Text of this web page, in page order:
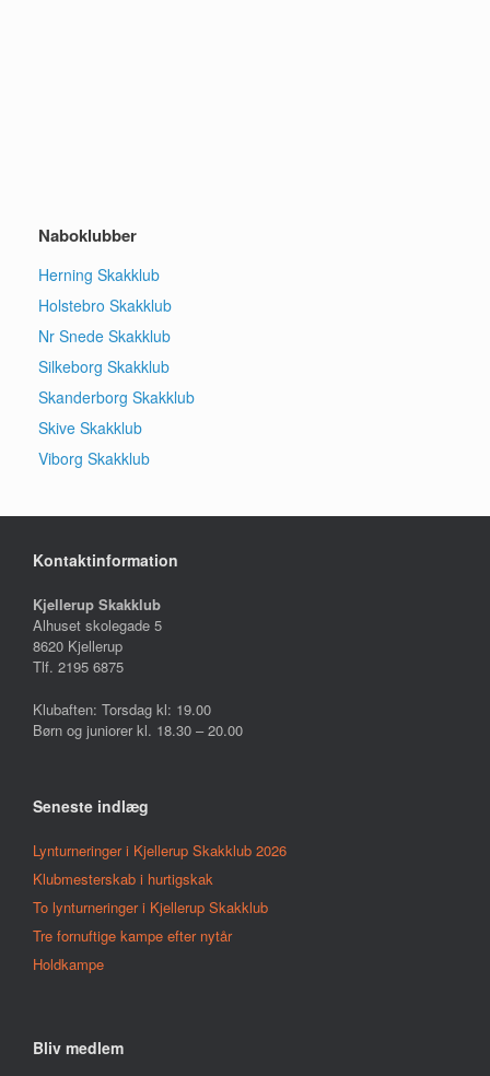
Naboklubber
Herning Skakklub
Holstebro Skakklub
Nr Snede Skakklub
Silkeborg Skakklub
Skanderborg Skakklub
Skive Skakklub
Viborg Skakklub
Kontaktinformation
Kjellerup Skakklub
Alhuset skolegade 5
8620 Kjellerup
Tlf. 2195 6875
Klubaften: Torsdag kl: 19.00
Børn og juniorer kl. 18.30 – 20.00
Seneste indlæg
Lynturneringer i Kjellerup Skakklub 2026
Klubmesterskab i hurtigskak
To lynturneringer i Kjellerup Skakklub
Tre fornuftige kampe efter nytår
Holdkampe
Bliv medlem